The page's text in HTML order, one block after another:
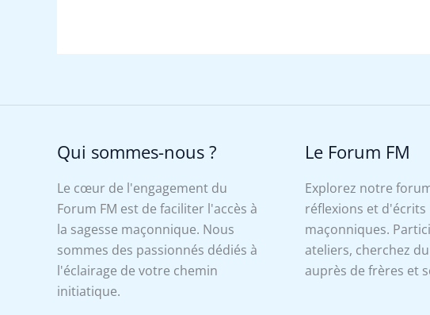
Qui sommes-nous ?
Le cœur de l'engagement du
Forum FM est de faciliter l'accès à
la sagesse maçonnique. Nous
sommes des passionnés dédiés à
l'éclairage de votre chemin
initiatique.
Le Forum FM
Explorez notre
réflexions et d'écrits
maçonniques.
ateliers, cherchez
auprès de frères et